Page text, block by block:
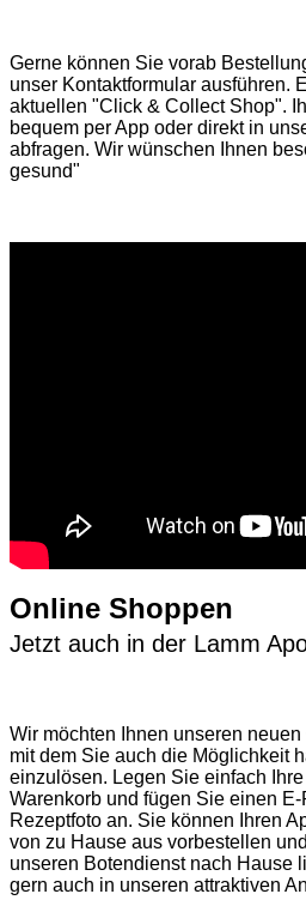
Gerne können Sie vorab
unser Kontaktformular ausführen.
aktuellen "Click & Collect Shop".
bequem per App oder direkt in
abfragen. Wir wünschen Ihnen
gesund"
Online Shoppen
Jetzt auch in der Lamm
Wir möchten Ihnen unseren
mit dem Sie auch die Möglichkeit
einzulösen. Legen Sie einfach
Warenkorb und fügen Sie einen
Rezeptfoto an. Sie können Ihren
von zu Hause aus vorbestellen
unseren Botendienst nach Hause
gern auch in unseren attraktiven